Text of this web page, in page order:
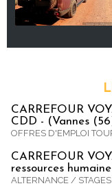
CARREFOUR
CDD - (Vannes
OFFRES D'EMPLOI
CARREFOUR
ressources
ALTERNANCE /